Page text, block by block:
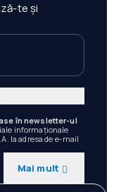
te și
în newsletter-ul
informaționale
la adresa de e-mail
Mai mult